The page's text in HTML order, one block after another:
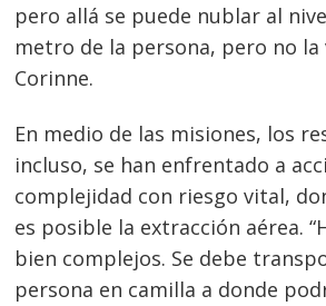
pero allá se puede nublar al
metro de la persona, pero no la
Corinne.
En medio de las misiones, los
incluso, se han enfrentado a
complejidad con riesgo vital,
es posible la extracción aérea.
bien complejos. Se debe
persona en camilla a donde